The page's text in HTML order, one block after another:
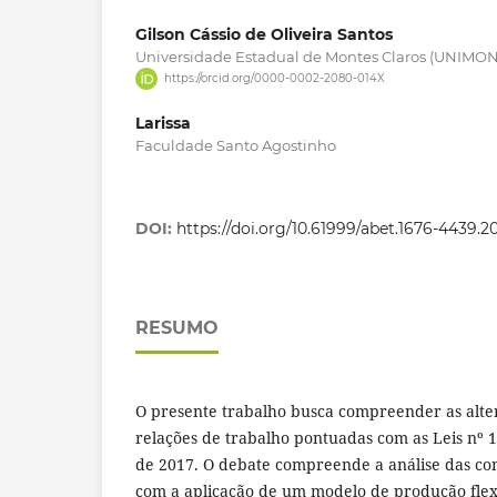
Gilson Cássio de Oliveira Santos
Universidade Estadual de Montes Claros
https://orcid.org/0000-0002-2080-014X
Larissa
Faculdade Santo Agostinho
DOI: https://doi.org/10.61999/abet.1676-
RESUMO
O presente trabalho busca compreender as
relações de trabalho pontuadas com as Leis nº
de 2017. O debate compreende a análise das
com a aplicação de um modelo de produção